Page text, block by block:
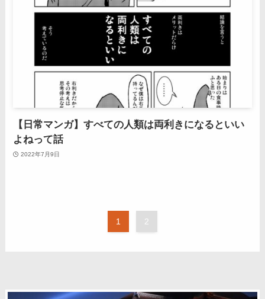
【日常マンガ】すべての人類は両利きになるといい
よねって話
2022年7月9日
1 2